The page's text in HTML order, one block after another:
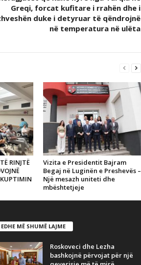
Greqi, forcat kufitare i rrahën dhe i
duke i detyruar të qëndrojnë
në temperatura në ulëta
RINJTË
Vizita e Presidentit Bajram
Begaj në Luginën e Preshevës –
Një mesazh uniteti dhe
mbështetjeje
EDHE MË SHUMË LAJME
Roskoveci dhe Lezha
bashkojnë përvojat për një